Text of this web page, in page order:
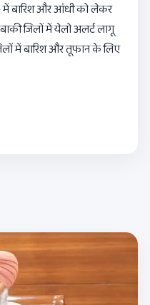
में बारिश और आंधी को लेकर
जिलों में येलो अलर्ट लागू
में बारिश और तूफान के लिए